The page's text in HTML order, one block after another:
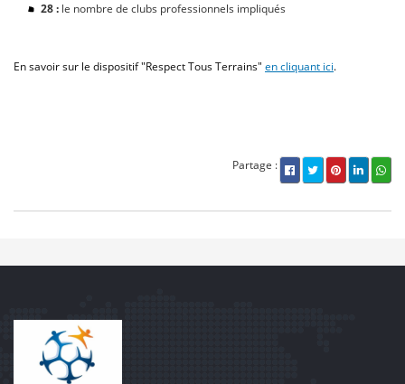
28 : le nombre de clubs professionnels impliqués
En savoir sur le dispositif "Respect Tous Terrains" en cliquant ici.
Partage :